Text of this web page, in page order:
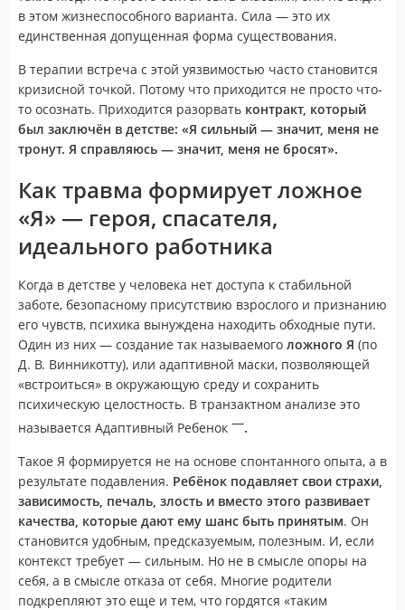
в этом жизнеспособного варианта. Сила — это их
единственная допущенная форма существования.
В терапии встреча с этой уязвимостью часто становится
кризисной точкой. Потому что приходится не просто что-
то осознать. Приходится разорвать контракт, который
был заключён в детстве: «Я сильный — значит, меня не
тронут. Я справляюсь — значит, меня не бросят».
Как травма формирует ложное
«Я» — героя, спасателя,
идеального работника
Когда в детстве у человека нет доступа к стабильной
заботе, безопасному присутствию взрослого и признанию
его чувств, психика вынуждена находить обходные пути.
Один из них — создание так называемого ложного Я (по
Д. В. Винникотту), или адаптивной маски, позволяющей
«встроиться» в окружающую среду и сохранить
психическую целостность. В транзактном анализе это
называется Адаптивный Ребенок —.
Такое Я формируется не на основе спонтанного опыта, а в
результате подавления. Ребёнок подавляет свои страхи,
зависимость, печаль, злость и вместо этого развивает
качества, которые дают ему шанс быть принятым. Он
становится удобным, предсказуемым, полезным. И, если
контекст требует — сильным. Но не в смысле опоры на
себя, а в смысле отказа от себя. Многие родители
подкрепляют это еще и тем, что гордятся «таким